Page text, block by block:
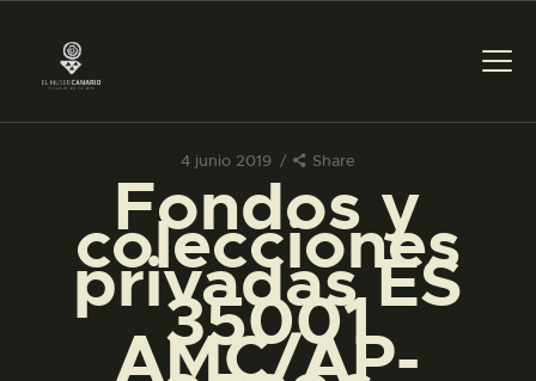
4 junio 2019 Share
Fondos y
colecciones
privadas ES
35001
AMC/AP-
PREPARAR LA VISITA
ACTIVIDADES
█